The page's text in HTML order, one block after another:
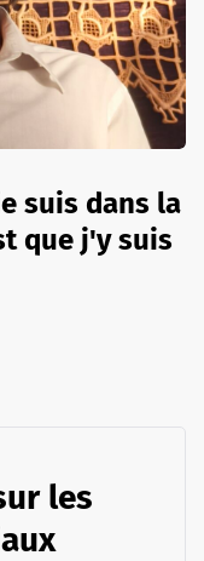
suis dans la
que j'y suis
les